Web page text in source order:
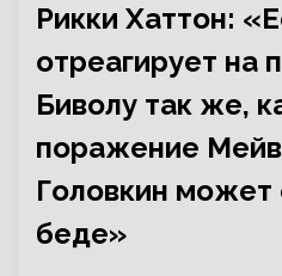
Рикки Хаттон:
отреагирует на
Биволу так же,
поражение
Головкин может
беде»